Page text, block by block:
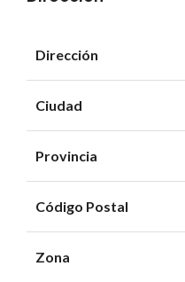
Dirección
Ciudad
Provincia
Código Postal
Zona